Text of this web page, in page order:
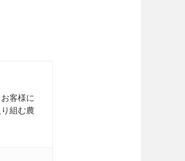
客様に
組む農